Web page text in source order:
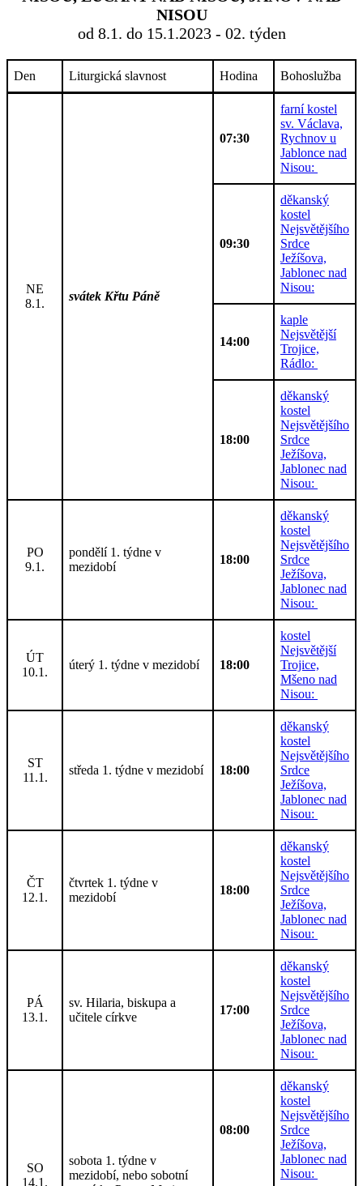
NISOU
od 8.1. do 15.1.2023 - 02. týden
Den Liturgická slavnost Hodina Bohoslužba
NE
8.1.
svátek Křtu Páně
07:30
farní kostel
sv. Václava,
Rychnov u
Jablonce nad
Nisou:
09:30
děkanský
kostel
Nejsvětějšího
Srdce
Ježíšova,
Jablonec nad
Nisou:
14:00
kaple
Nejsvětější
Trojice,
Rádlo:
18:00
děkanský
kostel
Nejsvětějšího
Srdce
Ježíšova,
Jablonec nad
Nisou:
PO
9.1.
pondělí 1. týdne v
mezidobí
18:00
děkanský
kostel
Nejsvětějšího
Srdce
Ježíšova,
Jablonec nad
Nisou:
ÚT
10.1.
úterý 1. týdne v mezidobí 18:00
kostel
Nejsvětější
Trojice,
Mšeno nad
Nisou:
ST
11.1.
středa 1. týdne v mezidobí 18:00
děkanský
kostel
Nejsvětějšího
Srdce
Ježíšova,
Jablonec nad
Nisou:
ČT
12.1.
čtvrtek 1. týdne v
mezidobí
18:00
děkanský
kostel
Nejsvětějšího
Srdce
Ježíšova,
Jablonec nad
Nisou:
PÁ
13.1.
sv. Hilaria, biskupa a
učitele církve
17:00
děkanský
kostel
Nejsvětějšího
Srdce
Ježíšova,
Jablonec nad
Nisou:
SO
14.1.
sobota 1. týdne v
mezidobí, nebo sobotní
08:00
děkanský
kostel
Nejsvětějšího
Srdce
Ježíšova,
Jablonec nad
Nisou: